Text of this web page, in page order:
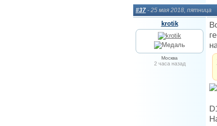
#37 - 25 мая 2018, пятница
krotik
Москва
2 часа назад